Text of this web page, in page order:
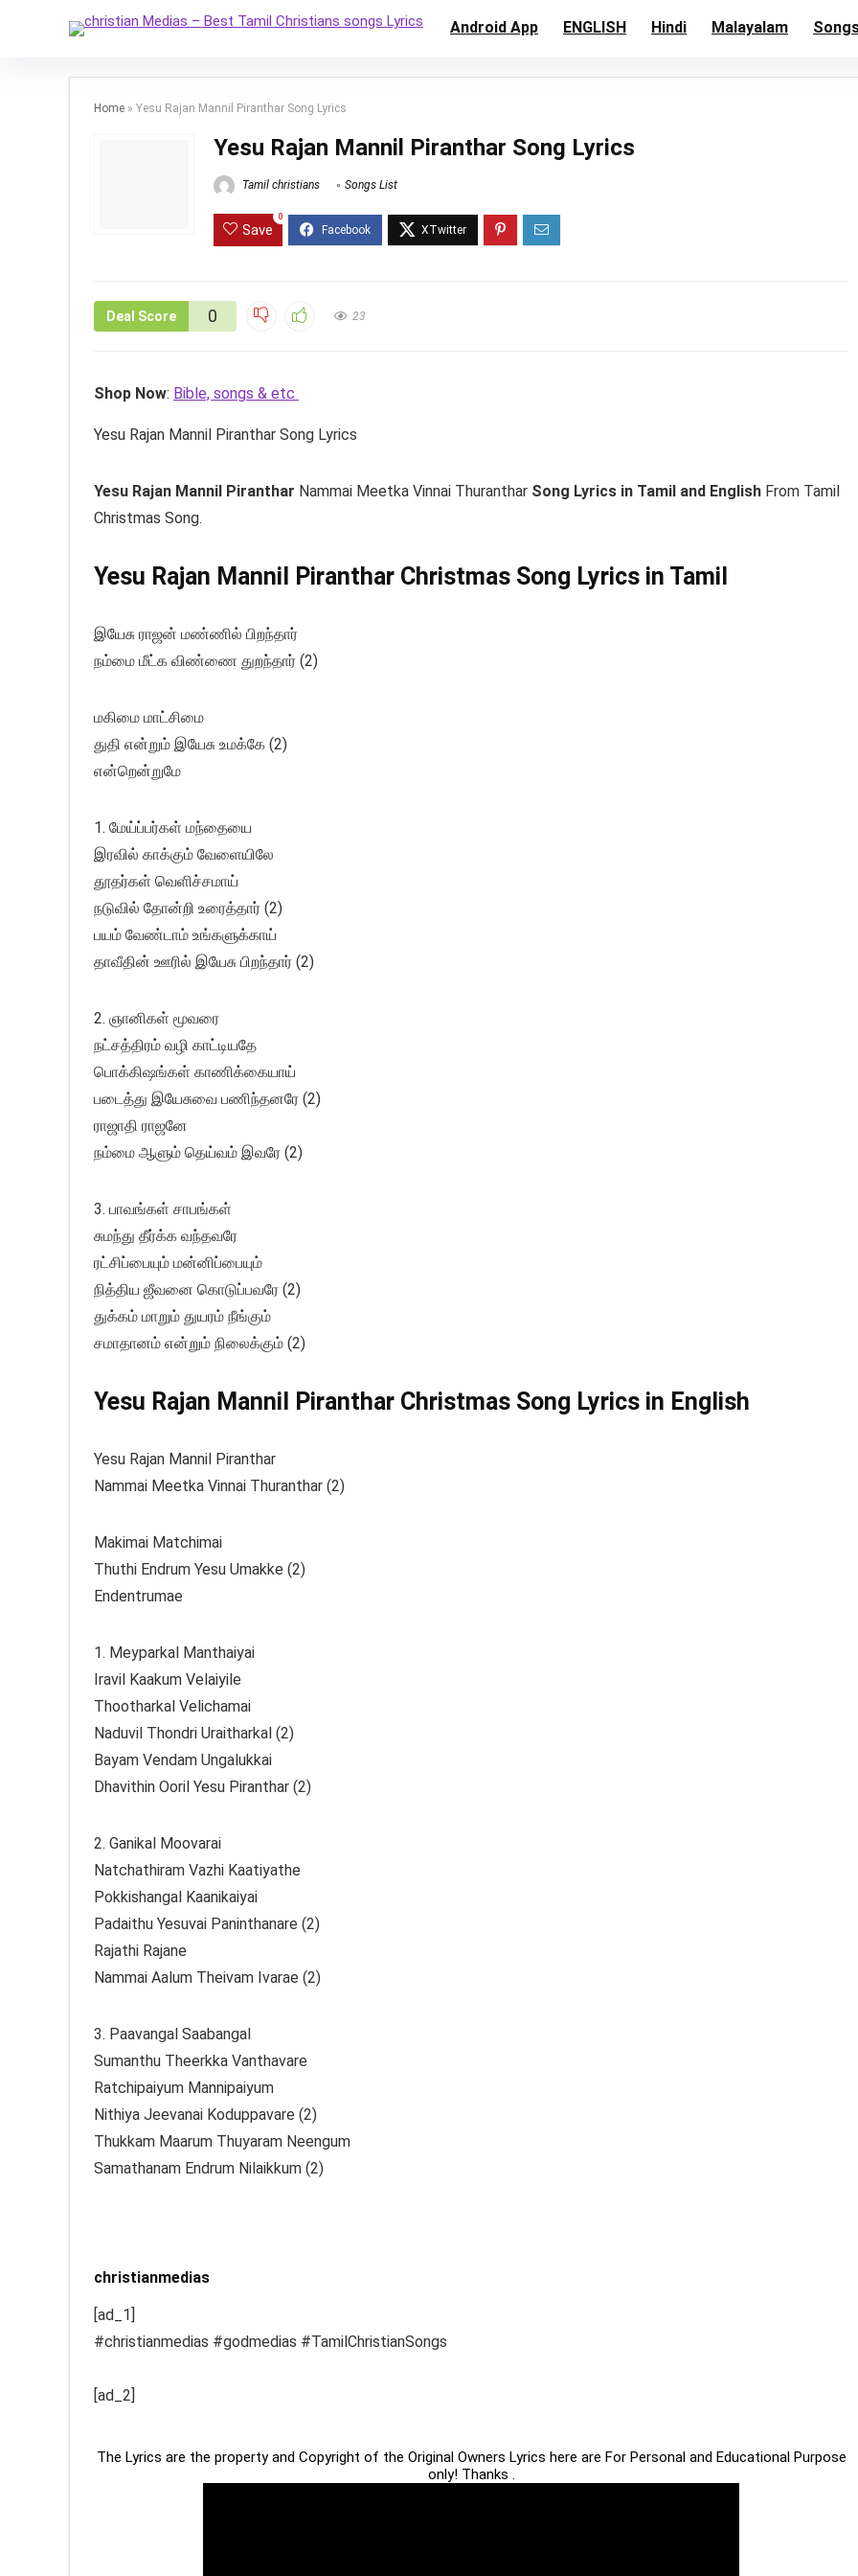
Android App ENGLISH Hindi Malayalam
Home » Yesu Rajan Mannil Piranthar Song Lyrics
Yesu Rajan Mannil Piranthar Song Lyrics
Tamil christians Songs List
Save
0
Deal Score 0 23
Shop Now: Bible, songs & etc
Yesu Rajan Mannil Piranthar Song Lyrics
Yesu Rajan Mannil Piranthar Nammai Meetka Vinnai Thuranthar Song Lyrics in Tamil and English From Tamil
Christmas Song.
Yesu Rajan Mannil Piranthar Christmas Song Lyrics in Tamil
இயேசு ராஜன் மண்ணில் பிறந்தார்
நம்மை மீட்க விண்ணை துறந்தார் (2)
மகிமை மாட்சிமை
துதி என்றும் இயேசு உமக்கே (2)
என்றென்றுமே
1. மேய்ப்பர்கள் மந்தையை
இரவில் காக்கும் வேளையிலே
தூதர்கள் வெளிச்சமாய்
நடுவில் தோன்றி உரைத்தார் (2)
பயம் வேண்டாம் உங்களுக்காய்
தாவீதின் ஊரில் இயேசு பிறந்தார் (2)
2. ஞானிகள் மூவரை
நட்சத்திரம் வழி காட்டியதே
பொக்கிஷங்கள் காணிக்கையாய்
படைத்து இயேசுவை பணிந்தனரே (2)
ராஜாதி ராஜனே
நம்மை ஆளும் தெய்வம் இவரே (2)
3. பாவங்கள் சாபங்கள்
சுமந்து தீர்க்க வந்தவரே
ரட்சிப்பையும் மன்னிப்பையும்
நித்திய ஜீவனை கொடுப்பவரே (2)
துக்கம் மாறும் துயரம் நீங்கும்
சமாதானம் என்றும் நிலைக்கும் (2)
Yesu Rajan Mannil Piranthar Christmas Song Lyrics in English
Yesu Rajan Mannil Piranthar
Nammai Meetka Vinnai Thuranthar (2)
Makimai Matchimai
Thuthi Endrum Yesu Umakke (2)
Endentrumae
1. Meyparkal Manthaiyai
Iravil Kaakum Velaiyile
Thootharkal Velichamai
Naduvil Thondri Uraitharkal (2)
Bayam Vendam Ungalukkai
Dhavithin Ooril Yesu Piranthar (2)
2. Ganikal Moovarai
Natchathiram Vazhi Kaatiyathe
Pokkishangal Kaanikaiyai
Padaithu Yesuvai Paninthanare (2)
Rajathi Rajane
Nammai Aalum Theivam Ivarae (2)
3. Paavangal Saabangal
Sumanthu Theerkka Vanthavare
Ratchipaiyum Mannipaiyum
Nithiya Jeevanai Koduppavare (2)
Thukkam Maarum Thuyaram Neengum
Samathanam Endrum Nilaikkum (2)
christianmedias
[ad_1]
#christianmedias #godmedias #TamilChristianSongs
[ad_2]
The Lyrics are the property and Copyright of the Original Owners Lyrics here are For Personal and Educational Purpose
only! Thanks .